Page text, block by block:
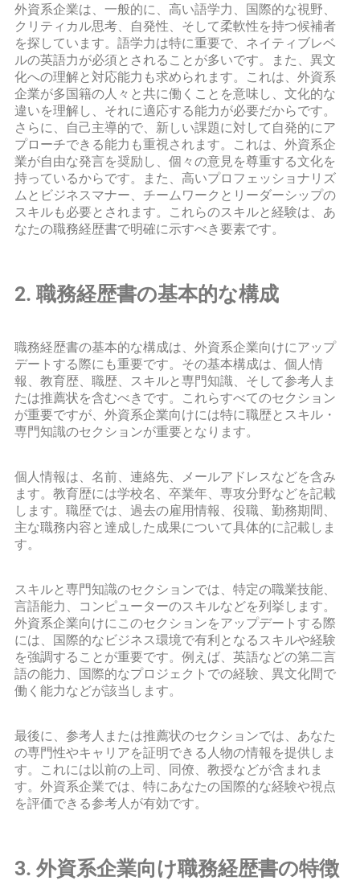
外資系企業は、一般的に、高い語学力、国際的な視野、
クリティカル思考、自発性、そして柔軟性を持つ候補者
を探しています。語学力は特に重要で、ネイティブレベ
ルの英語力が必須とされることが多いです。また、異文
化への理解と対応能力も求められます。これは、外資系
企業が多国籍の人々と共に働くことを意味し、文化的な
違いを理解し、それに適応する能力が必要だからです。
さらに、自己主導的で、新しい課題に対して自発的にア
プローチできる能力も重視されます。これは、外資系企
業が自由な発言を奨励し、個々の意見を尊重する文化を
持っているからです。また、高いプロフェッショナリズ
ムとビジネスマナー、チームワークとリーダーシップの
スキルも必要とされます。これらのスキルと経験は、あ
なたの職務経歴書で明確に示すべき要素です。
2. 職務経歴書の基本的な構成
職務経歴書の基本的な構成は、外資系企業向けにアップ
デートする際にも重要です。その基本構成は、個人情
報、教育歴、職歴、スキルと専門知識、そして参考人ま
たは推薦状を含むべきです。これらすべてのセクション
が重要ですが、外資系企業向けには特に職歴とスキル・
専門知識のセクションが重要となります。
個人情報は、名前、連絡先、メールアドレスなどを含み
ます。教育歴には学校名、卒業年、専攻分野などを記載
します。職歴では、過去の雇用情報、役職、勤務期間、
主な職務内容と達成した成果について具体的に記載しま
す。
スキルと専門知識のセクションでは、特定の職業技能、
言語能力、コンピューターのスキルなどを列挙します。
外資系企業向けにこのセクションをアップデートする際
には、国際的なビジネス環境で有利となるスキルや経験
を強調することが重要です。例えば、英語などの第二言
語の能力、国際的なプロジェクトでの経験、異文化間で
働く能力などが該当します。
最後に、参考人または推薦状のセクションでは、あなた
の専門性やキャリアを証明できる人物の情報を提供しま
す。これには以前の上司、同僚、教授などが含まれま
す。外資系企業では、特にあなたの国際的な経験や視点
を評価できる参考人が有効です。
3. 外資系企業向け職務経歴書の特徴